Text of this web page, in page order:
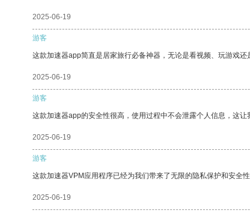
2025-06-19
游客
这款加速器app简直是居家旅行必备神器，无论是看视频、玩游戏
2025-06-19
游客
这款加速器app的安全性很高，使用过程中不会泄露个人信息，这
2025-06-19
游客
这款加速器VPM应用程序已经为我们带来了无限的隐私保护和安全性
2025-06-19